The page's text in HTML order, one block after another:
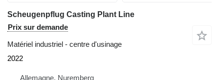
Scheugenpflug Casting Plant Line
Prix sur demande
Matériel industriel - centre d'usinage
2022
Allemagne, Nuremberg